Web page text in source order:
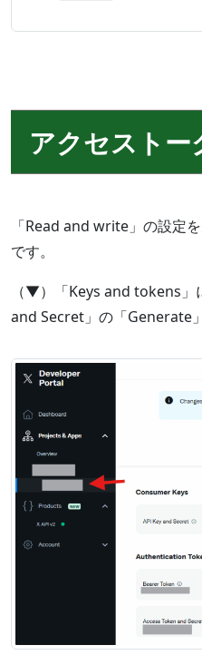
アクセストー
「Read and write」の設定
です。
（▼）「Keys and tokens」
and Secret」の「Generate